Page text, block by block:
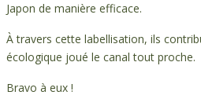
Japon de manière efficace.
À travers cette labellisation, ils
écologique joué le canal tout proche.
Bravo à eux !